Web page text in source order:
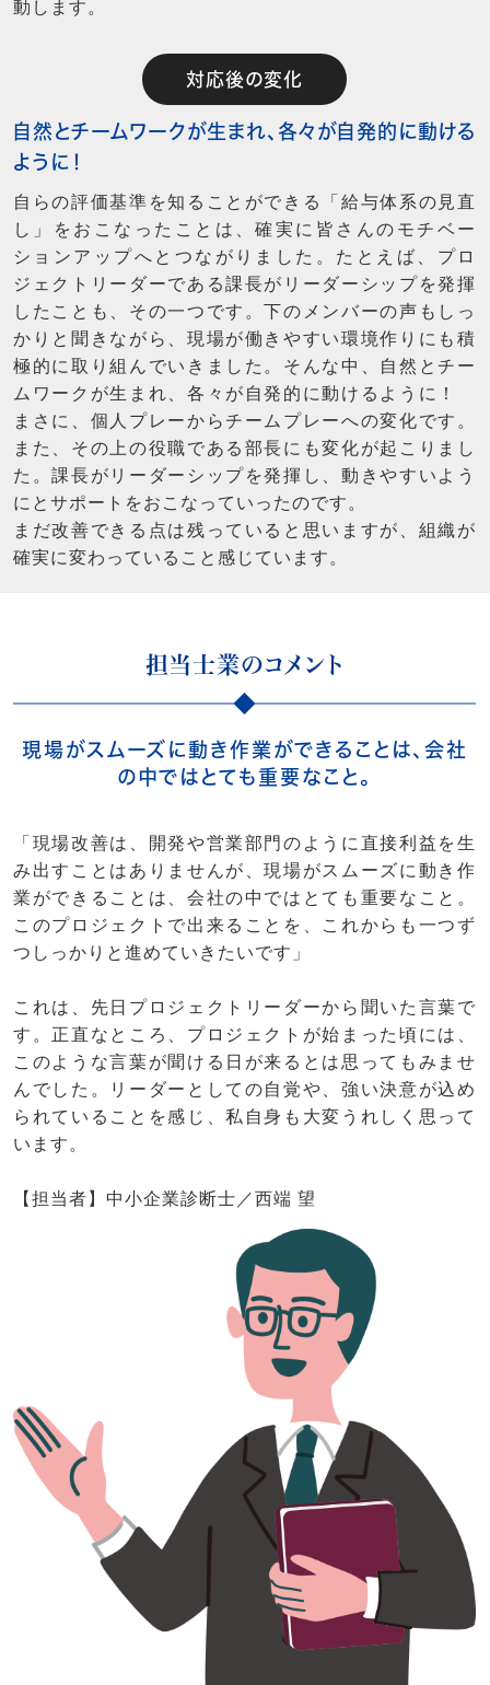
動します。
対応後の変化
自然とチームワークが生まれ、各々が自発的に動ける
ように！
自らの評価基準を知ることができる「給与体系の見直
し」をおこなったことは、確実に皆さんのモチベー
ションアップへとつながりました。たとえば、プロ
ジェクトリーダーである課長がリーダーシップを発揮
したことも、その一つです。下のメンバーの声もしっ
かりと聞きながら、現場が働きやすい環境作りにも積
極的に取り組んでいきました。そんな中、自然とチー
ムワークが生まれ、各々が自発的に動けるように！
まさに、個人プレーからチームプレーへの変化です。
また、その上の役職である部長にも変化が起こりまし
た。課長がリーダーシップを発揮し、動きやすいよう
にとサポートをおこなっていったのです。
まだ改善できる点は残っていると思いますが、組織が
確実に変わっていること感じています。
担当士業のコメント
現場がスムーズに動き作業ができることは、会社
の中ではとても重要なこと。
「現場改善は、開発や営業部門のように直接利益を生
み出すことはありませんが、現場がスムーズに動き作
業ができることは、会社の中ではとても重要なこと。
このプロジェクトで出来ることを、これからも一つず
つしっかりと進めていきたいです」
これは、先日プロジェクトリーダーから聞いた言葉で
す。正直なところ、プロジェクトが始まった頃には、
このような言葉が聞ける日が来るとは思ってもみませ
んでした。リーダーとしての自覚や、強い決意が込め
られていることを感じ、私自身も大変うれしく思って
います。
【担当者】中小企業診断士／西端 望